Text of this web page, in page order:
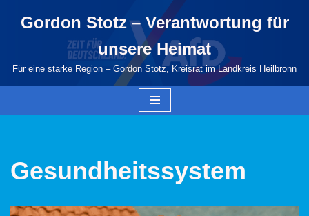
springen
Gordon Stotz – Verantwortung für
unsere Heimat
Für eine starke Region – Gordon Stotz, Kreisrat im Landkreis Heilbronn
Gesundheitssystem